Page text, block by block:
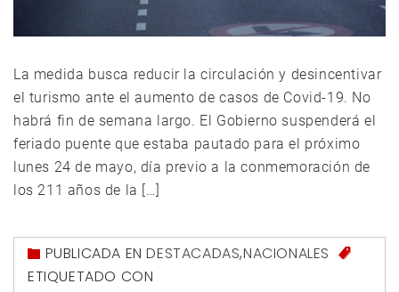
La medida busca reducir la circulación y desincentivar
el turismo ante el aumento de casos de Covid-19. No
habrá fin de semana largo. El Gobierno suspenderá el
feriado puente que estaba pautado para el próximo
lunes 24 de mayo, día previo a la conmemoración de
los 211 años de la […]
PUBLICADA ENDESTACADAS,NACIONALES
ETIQUETADO CON